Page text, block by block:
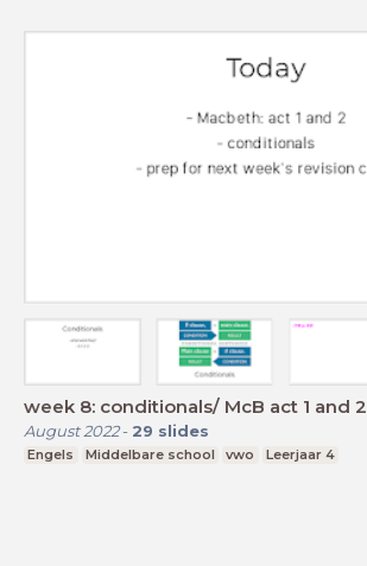
week 8: conditionals/ McB act 1 and 2
August 2022- 29 slides
Engels Middelbare school vwo Leerjaar 4